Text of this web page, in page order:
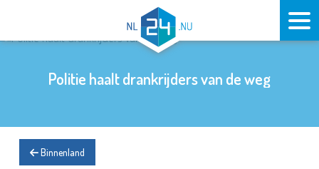
Politie haalt drankrijders van de weg
Binnenland